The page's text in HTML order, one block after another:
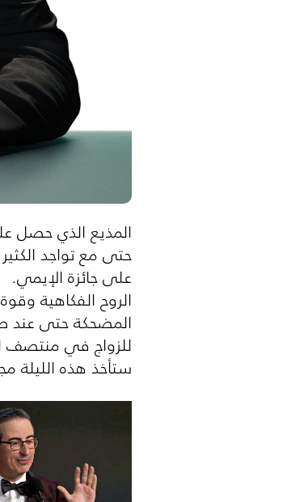
المذيع الذي حصل
حتى مع تواجد
على جائزة الإيمي.
الروح الفكاهية
المضحكة حتى عند
للزواج في منتصف
ستأخذ هذه الليلة